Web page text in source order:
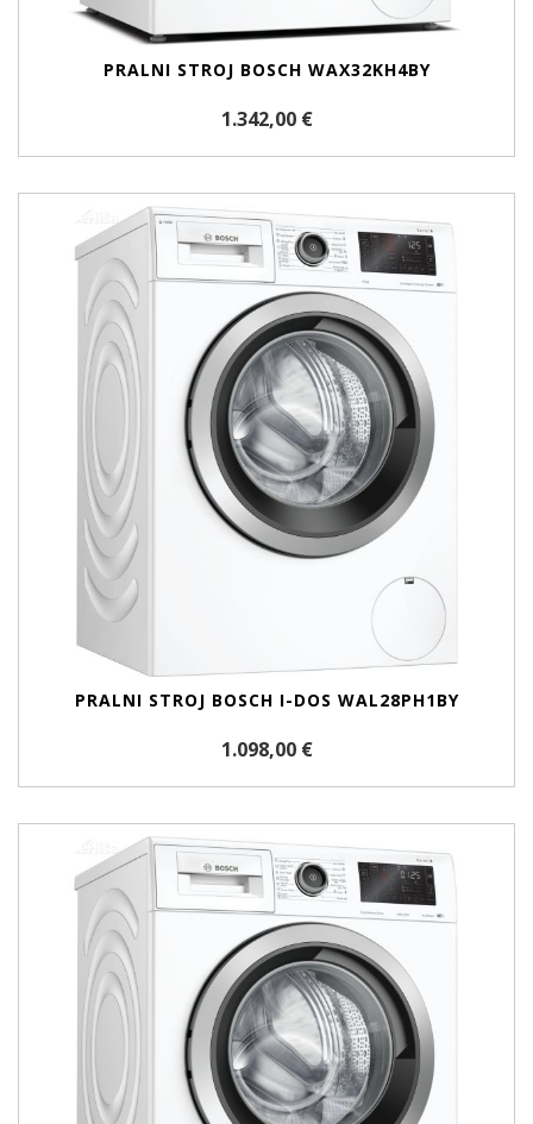
PRALNI STROJ BOSCH WAX32KH4BY
1.342,00 €
PRALNI STROJ BOSCH I-DOS WAL28PH1BY
1.098,00 €